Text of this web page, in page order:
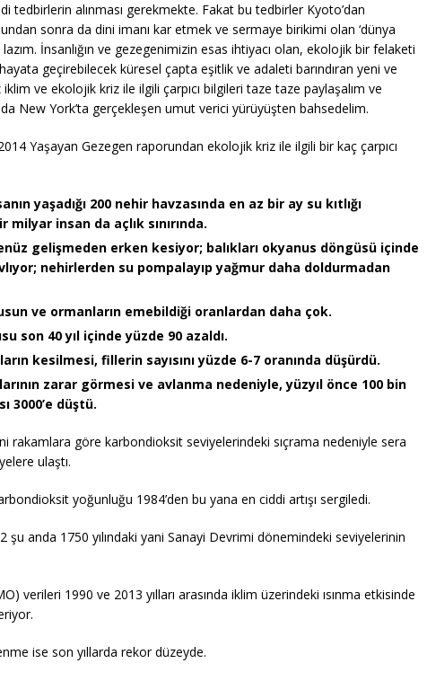
tedbirlerin alınması gerekmekte. Fakat bu tedbirler Kyoto’dan
sonra da dini imanı kar etmek ve sermaye birikimi olan ‘dünya
lazım. İnsanlığın ve gezegenimizin esas ihtiyacı olan, ekolojik bir felaketi
geçirebilecek küresel çapta eşitlik ve adaleti barındıran yeni ve
ve ekolojik kriz ile ilgili çarpıcı bilgileri taze taze paylaşalım ve
New York’ta gerçekleşen umut verici yürüyüşten bahsedelim.
Yaşayan Gezegen raporundan ekolojik kriz ile ilgili bir kaç çarpıcı
yaşadığı 200 nehir havzasında en az bir ay su kıtlığı
milyar insan da açlık sınırında.
gelişmeden erken kesiyor; balıkları okyanus döngüsü içinde
nehirlerden su pompalayıp yağmur daha doldurmadan
ve ormanların emebildiği oranlardan daha çok.
son 40 yıl içinde yüzde 90 azaldı.
kesilmesi, fillerin sayısını yüzde 6-7 oranında düşürdü.
zarar görmesi ve avlanma nedeniyle, yüzyıl önce 100 bin
3000’e düştü.
rakamlara göre karbondioksit seviyelerindeki sıçrama nedeniyle sera
ulaştı.
yoğunluğu 1984’den bu yana en ciddi artışı sergiledi.
anda 1750 yılındaki yani Sanayi Devrimi dönemindeki seviyelerinin
verileri 1990 ve 2013 yılları arasında iklim üzerindeki ısınma etkisinde
ise son yıllarda rekor düzeyde.